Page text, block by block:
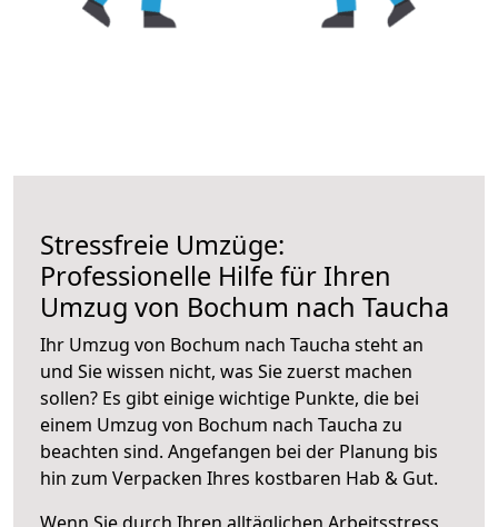
Stressfreie Umzüge:
Professionelle Hilfe für Ihren
Umzug von Bochum nach Taucha
Ihr Umzug von Bochum nach Taucha steht an
und Sie wissen nicht, was Sie zuerst machen
sollen? Es gibt einige wichtige Punkte, die bei
einem Umzug von Bochum nach Taucha zu
beachten sind. Angefangen bei der Planung bis
hin zum Verpacken Ihres kostbaren Hab & Gut.